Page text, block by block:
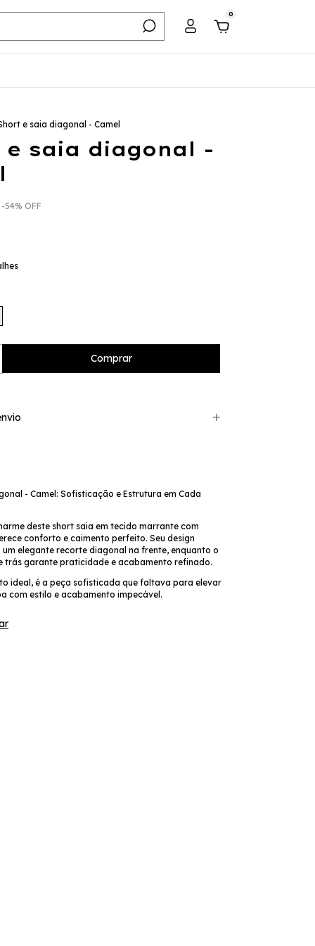
0
e saia diagonal - Camel
e saia diagonal -
-54% OFF
- Camel: Sofisticação e Estrutura em Cada
deste short saia em tecido marrante com
conforto e caimento perfeito. Seu design
elegante recorte diagonal na frente, enquanto o
trás garante praticidade e acabamento refinado.
ideal, é a peça sofisticada que faltava para elevar
com estilo e acabamento impecável.